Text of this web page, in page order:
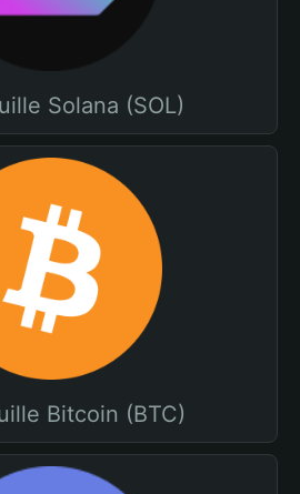
Solana (SOL)
Bitcoin (BTC)